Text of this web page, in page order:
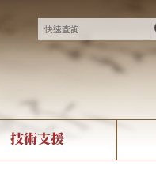
技術支援